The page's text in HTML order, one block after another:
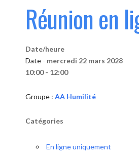
Réunion en
Date/heure
Date - mercredi 22 mars 2028
10:00 - 12:00
Groupe : AA Humilité
Catégories
En ligne uniquement